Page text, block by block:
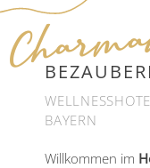
BAYERN
Willkommen im